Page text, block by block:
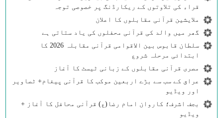
قراء کی تلاوتوں کے ریکارڈنگ پر خصوصی توجہ
ملایشین قرآنی مقابلوں کا اعلان
گھر میں والد کی قرآنی محفلوں کی یاد ستاتی ہے
سلطان قابوس بین الاقوامی قرآنی مقابلہ 2026 کا
ابتدائی مرحلہ شروع
مصری قرآنی مقابلوں کے زبانی ٹیسٹ کا آغاز
عراق کے سب سے بڑے اربعین موکب کا قرآنی پیغام+ ٹصاویر
اور ویڈیو
بجف اشرف؛ کاروان امام رضا(ع) قرآنی محافل کا آغاز +
ویڈیو